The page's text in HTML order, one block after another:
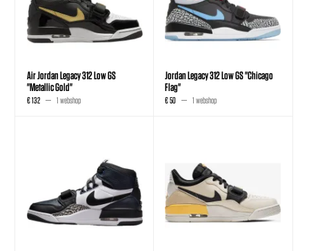
Air Jordan Legacy 312 Low GS
"Metallic Gold"
€ 132 1 webshop
Jordan Legacy 312 Low GS "Chicago
Flag"
€ 50 1 webshop